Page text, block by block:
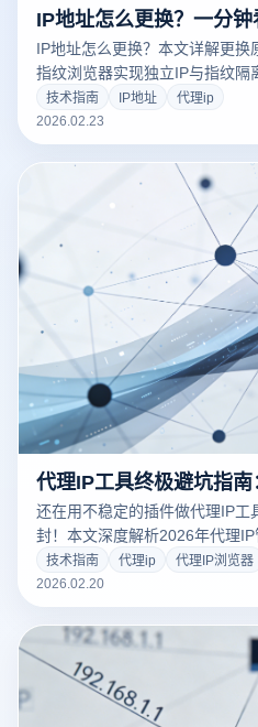
IP地址怎么更换？一分
IP地址怎么更换？本文详解更
指纹浏览器实现独立IP与指纹隔
户阅读。
技术指南 IP地址
代理ip
2026.02.23
还在用不稳定的插件做代理IP
封！本文深度解析2026年代理
的致命缺陷。教你利用云登指
离技术，打造从IP清洗到自动化
技术指南 代理ip
代理IP浏览器
2026.02.20